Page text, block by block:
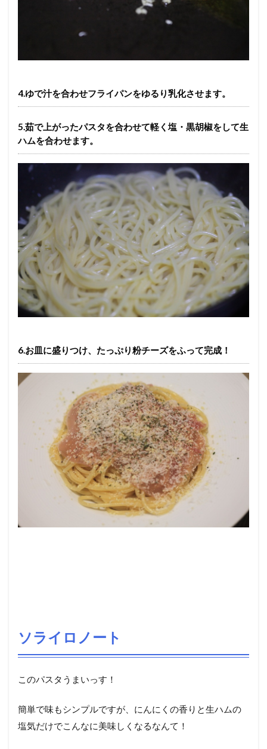
4.ゆで汁を合わせフライパンをゆるり乳化させます。
5.茹で上がったパスタを合わせて軽く塩・黒胡椒をして生
ハムを合わせます。
6.お皿に盛りつけ、たっぷり粉チーズをふって完成！
ソライロノート
このパスタうまいっす！
簡単で味もシンプルですが、にんにくの香りと生ハムの
塩気だけでこんなに美味しくなるなんて！